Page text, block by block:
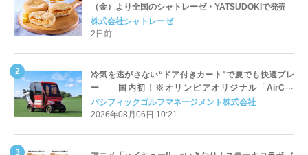
（金）より全国のシャトレーゼ・YATSUDOKIで発売
株式会社シャトレーゼ
2日前
冷気を逃がさない“ドア付きカート”で夏でも快適プレ
ー 国内初！※オリンピアオリジナル「AirCon
Cart（エアコンカート）」導入 | ＰＧＭ
パシフィックゴルフマネージメント株式会社
2026年08月06日 10:21